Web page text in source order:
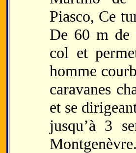
Piasco, Ce
De 60 m de
col et
homme
caravanes
et se
jusqu’à 3